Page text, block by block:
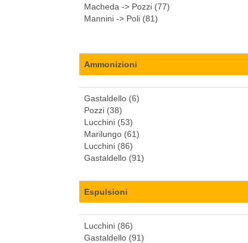
Macheda -> Pozzi (77)
Mannini -> Poli (81)
Ammonizioni
Gastaldello (6)
Pozzi (38)
Lucchini (53)
Marilungo (61)
Lucchini (86)
Gastaldello (91)
Espulsioni
Lucchini (86)
Gastaldello (91)